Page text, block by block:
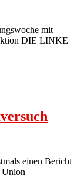
mit
DIE LINKE
einen Bericht
Union